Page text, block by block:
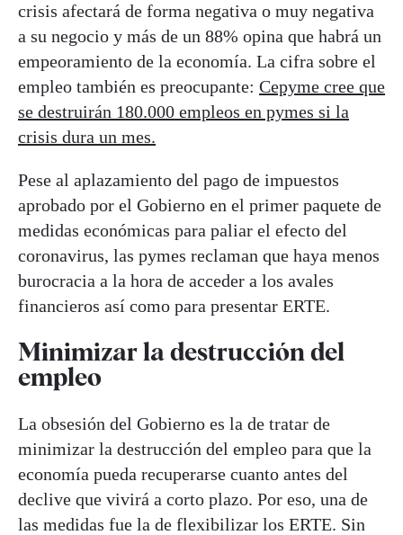
crisis afectará de forma negativa o muy negativa
a su negocio y más de un 88% opina que habrá un
empeoramiento de la economía. La cifra sobre el
empleo también es preocupante: Cepyme cree que
se destruirán 180.000 empleos en pymes si la
crisis dura un mes.
Pese al aplazamiento del pago de impuestos
aprobado por el Gobierno en el primer paquete de
medidas económicas para paliar el efecto del
coronavirus, las pymes reclaman que haya menos
burocracia a la hora de acceder a los avales
financieros así como para presentar ERTE.
Minimizar la destrucción del
empleo
La obsesión del Gobierno es la de tratar de
minimizar la destrucción del empleo para que la
economía pueda recuperarse cuanto antes del
declive que vivirá a corto plazo. Por eso, una de
las medidas fue la de flexibilizar los ERTE. Sin